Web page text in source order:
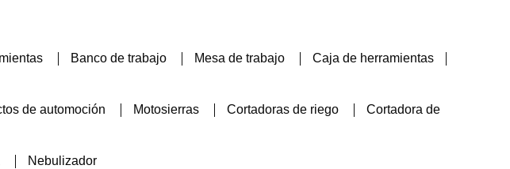
Banco de trabajo Mesa de trabajo Caja de herramientas
de automoción Motosierras Cortadoras de riego Cortadora de
Nebulizador